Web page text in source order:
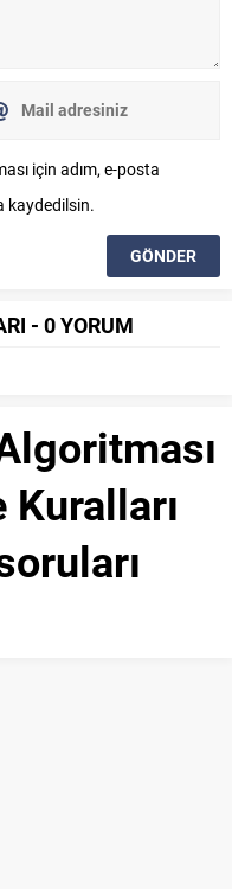
için adım, e-posta
kaydedilsin.
- 0 YORUM